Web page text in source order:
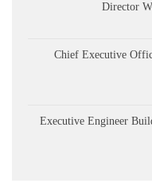
Director
Chief Executive
Executive Engineer